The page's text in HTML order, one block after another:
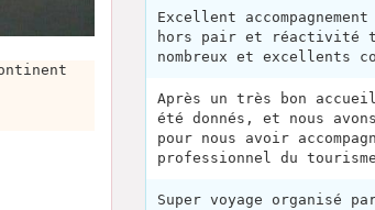
Excellent
hors pair et réactivité
nombreux et excellents
Après un très bon
été donnés, et nous
pour nous avoir
professionnel du
Super voyage organisé